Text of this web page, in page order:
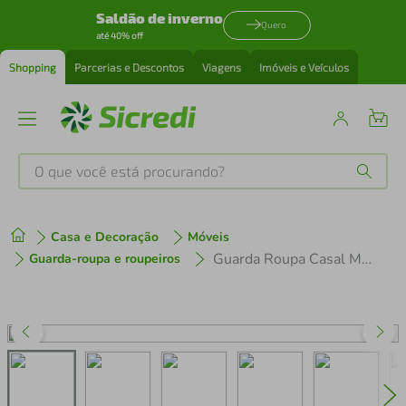
Saldão de inverno
até 40% off
Quero
Shopping Parcerias e Descontos Viagens Imóveis e Veículos
O que você está procurando?
Casa e Decoração
Móveis
Guarda-roupa e roupeiros
Guarda Roupa Casal Madesa Lyon 3 Portas de Correr com Espelho 2 Gavetas
1º tenis
3º perfume